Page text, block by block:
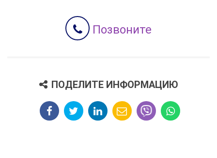
Позвоните
ПОДЕЛИТЕ ИНФОРМАЦИЮ